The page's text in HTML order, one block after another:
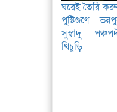
ঘরেই তৈরি
পুষ্টিগুণে
সুস্বাদু
খিচুড়ি